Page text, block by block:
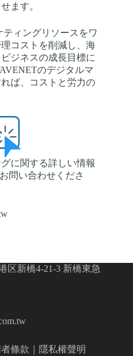
ます。
ィングリソースをワ
コストを削減し、海
ジネスの成長目標に
のデジタルマ
ば、コストと労力の
に関する詳しい情報
問い合わせくださ
区新橋4-21-3 新橋東急
條款 隱私權聲明